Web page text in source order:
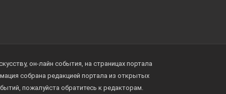
он-лайн события, на страницах портала
собрана редакцией портала из открытых
пожалуйста обратитесь к редакторам.